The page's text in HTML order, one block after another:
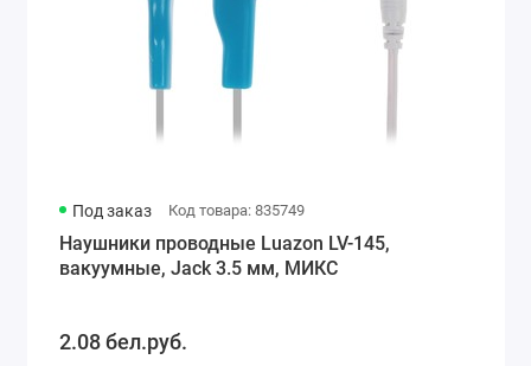
Под заказ Код товара: 835749
Наушники проводные Luazon LV-145,
вакуумные, Jack 3.5 мм, МИКС
2.08 бел.руб.